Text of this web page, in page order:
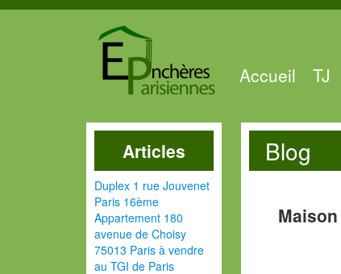
Accueil TJ
Articles
Duplex 1 rue Jouvenet
Paris 16ème
Appartement 180
avenue de Choisy
75013 Paris à vendre
au TGI de Paris
Blog